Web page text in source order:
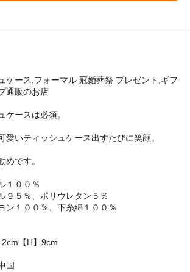
ケース,フォーマル 冠婚葬祭 プレゼント,ギフ
通販のお店
ケースは必須。
愛いティッシュケース出すたびに笑顔。
めです。
１００％
９５％、ポリウレタン５％
ン１００％、下糸綿１００％
【H】9cm
国